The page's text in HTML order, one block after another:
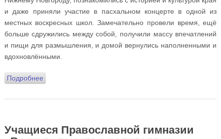
и даже приняли участие в пасхальном концерте в одной из
местных воскресных школ. Замечательно провели время, ещё
больше сдружились между собой, получили массу впечатлений
и пищи для размышления, и домой вернулись наполненными и
вдохновлёнными.
Подробнеео Члены Юношеского клуба «Вершина» совершили
Новгород
Учащиеся Православной гимназии